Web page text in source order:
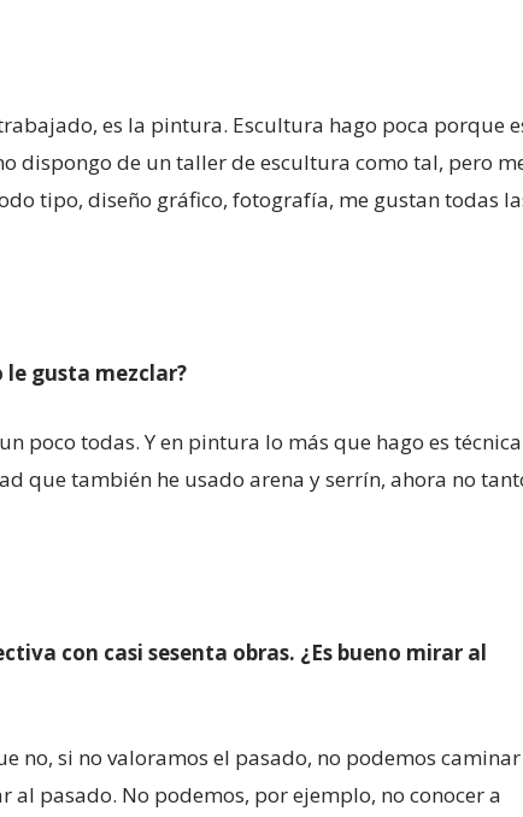
es la pintura. Escultura hago poca porque
dispongo de un taller de escultura como tal, pero
tipo, diseño gráfico, fotografía, me gustan todas
gusta mezclar?
poco todas. Y en pintura lo más que hago es técnica
que también he usado arena y serrín, ahora no
con casi sesenta obras. ¿Es bueno mirar al
no, si no valoramos el pasado, no podemos caminar
pasado. No podemos, por ejemplo, no conocer a